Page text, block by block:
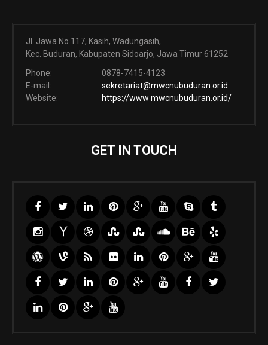
Jl. Jawa No.117, Kasih, Wadungasih,
Kec. Buduran, Kabupaten Sidoarjo, Jawa Timur 61252
Phone:
0878-7415-4123
E-mail:
sekretariat@mwcnubuduran.or.id
Website:
https://www mwcnubuduran.or.id/
GET IN TOUCH